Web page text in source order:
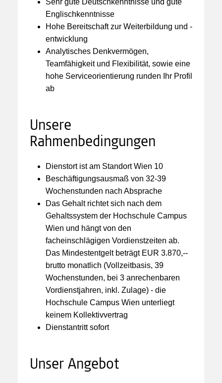
Sehr gute Deutschkenntnisse und gute
Englischkenntnisse
Hohe Bereitschaft zur Weiterbildung und -
entwicklung
Analytisches Denkvermögen,
Teamfähigkeit und Flexibilität, sowie eine
hohe Serviceorientierung runden Ihr Profil
ab
Unsere
Rahmenbedingungen
Dienstort ist am Standort Wien 10
Beschäftigungsausmaß von 32-39
Wochenstunden nach Absprache
Das Gehalt richtet sich nach dem
Gehaltssystem der Hochschule Campus
Wien und hängt von den
facheinschlägigen Vordienstzeiten ab.
Das Mindestentgelt beträgt EUR 3.870,--
brutto monatlich (Vollzeitbasis, 39
Wochenstunden, bei 3 anrechenbaren
Vordienstjahren, inkl. Zulage) - die
Hochschule Campus Wien unterliegt
keinem Kollektivvertrag
Dienstantritt sofort
Unser Angebot